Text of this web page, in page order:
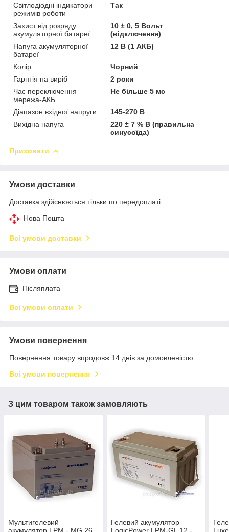
Світлодіодні індикатори
режимів роботи
Так
Захист від розряду
акумуляторної батареї
10 ± 0, 5 Вольт
(відключення)
Напуга акумуляторної
батареї
12 В (1 АКБ)
Колір
Чорний
Гарнтія на виріб
2 роки
Час переключення
мережа-АКБ
Не більше 5 мс
Діапазон вхідної напруги
145-270 В
Вихідна напуга
220 ± 7 % В (правильна
синусоїда)
Приховати
Умови доставки
Доставка здійснюється тільки по передоплаті.
Нова Пошта
Всі умови доставки
Умови оплати
Післяплата
Всі умови оплати
Умови повернення
Повернення товару впродовж 14 днів за домовленістю
Всі умови повернення
З цим товаром також замовляють
Мультигелевий
Гелевий акумулятор